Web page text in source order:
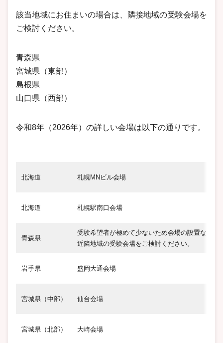
該当地域にお住まいの場合は、隣接地域の受験会場を
ご検討ください。
青森県
宮城県（東部）
島根県
山口県（西部）
令和8年（2026年）の詳しい会場は以下の通りです。
北海道 札幌MNビル会場
北海道 札幌駅南口会場
青森県
受験希望者が極めて少ないため会場の設置なし。
近隣地域の受験会場をご検討ください。
岩手県 盛岡大通会場
宮城県（中部） 仙台会場
宮城県（北部） 大崎会場